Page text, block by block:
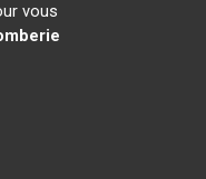
vous